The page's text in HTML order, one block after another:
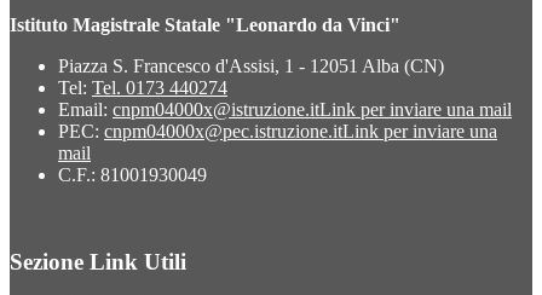
Istituto Magistrale Statale "Leonardo da Vinci"
Piazza S. Francesco d'Assisi, 1 - 12051 Alba (CN)
Tel: Tel. 0173 440274
Email: cnpm04000x@istruzione.itLink per inviare una mail
PEC: cnpm04000x@pec.istruzione.itLink per inviare una
mail
C.F.: 81001930049
Sezione Link Utili